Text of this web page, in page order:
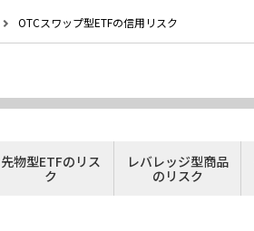
OTCスワップ型ETFの信用リスク
先物型ETFのリス
ク
レバレッジ型商品
のリスク